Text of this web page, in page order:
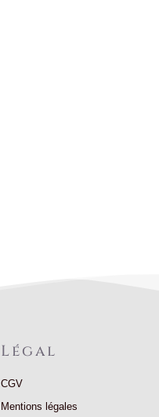
Légal
CGV
Mentions légales